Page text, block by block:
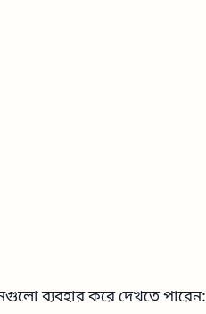
ব্যবহার করে দেখতে পারেন: